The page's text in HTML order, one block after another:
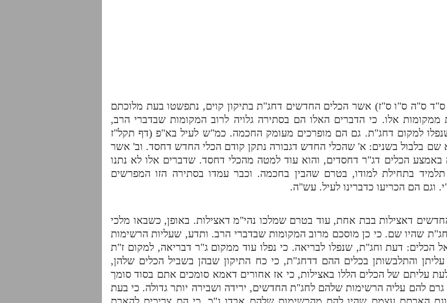
ס"ד ס"ה ס"ו ס"ז) אשר הכלים החדשים דחג"ת בתיקון קוים, נתפשטו בעת מלוכתם
אלו. כי הדברים האלו הם בסתירה גלויה לרוב המקומות שבדברי הרב,
למקום דחג"ת. גם הם מופרכים מעומק החכמה. כמ"ש לעיל בא"פ (דף תקל"ז
בלבול בשנים: א' שהכלי החדש דגבורה נתקן קודם הכלי החדש דחסד. וב' אשר
באמצע הכלים דג"ר דחסדים, והוא עוד למטה מהכלי דחסד. שדברים אלו לא נתנו
בתחילת למודו, בטרם שהבין בחכמה. וכבר עמדו בסתירה הזו המפרשים
הם הכריעו כדברינו לעיל. עש"ה.
דאצילות בבת אחת, עוד בטרם שמלכו נהי"מ דאצילות. באופן, כשבאו מלכי
שהיו שם. כי כן מוסכם מרוב המקומות שבדברי הרב. ותדע, שעליות הרשימות
הכלים: דעת וחג"ת, שנפלו לבריאה. כי נפלו עוד ממקום ג"ר דבריאה, למקום ז"ת
והתלבשותן בכלים ההם דדחג"ת, כי כח התיקון שבהן בשביל הכלים שלהן,
עליתם של הכלים הללו באצילות, כי אז אחורים דאמא סומכים אתם בסוד סומך
להם עליה הרשימות שלהם לחג"ת החדשים, ירידה ושבירה יותר גדולה. כי בעת